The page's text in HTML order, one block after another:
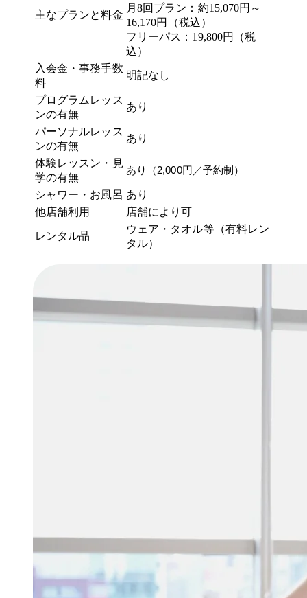
主なプランと料金
月8回プラン：約15,070円～
16,170円（税込）
フリーパス：19,800円（税
込）
入会金・事務手数
料
明記なし
プログラムレッス
ンの有無
あり
パーソナルレッス
ンの有無
あり
体験レッスン・見
学の有無
あり（2,000円／予約制）
シャワー・お風呂 あり
他店舗利用
店舗により可
レンタル品
ウェア・タオル等（有料レン
タル）